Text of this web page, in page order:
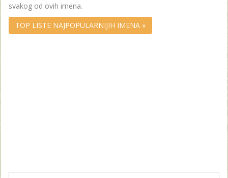
svakog od ovih imena.
TOP LISTE NAJPOPULARNIJIH IMENA »